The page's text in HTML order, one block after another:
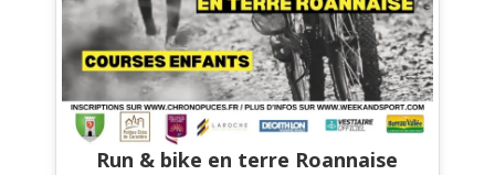
Run & bike en terre Roannaise